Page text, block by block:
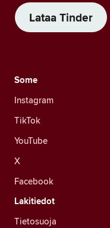
Lataa Tinder
Some
Instagram
TikTok
YouTube
X
Facebook
Lakitiedot
Tietosuoja